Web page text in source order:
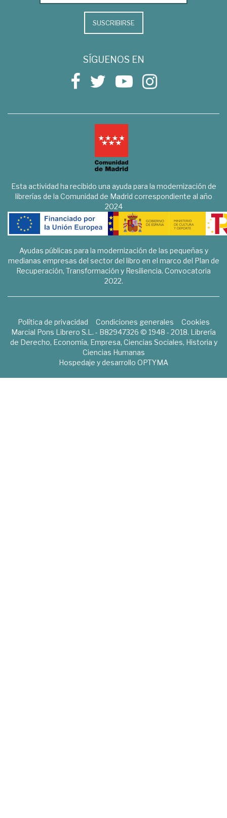
SUSCRIBIRSE
SÍGUENOS EN
Esta actividad ha recibido una ayuda para la modernización de
librerías de la Comunidad de Madrid correspondiente al año
2024
Ayudas públicas para la modernización de las pequeñas y
medianas empresas del sector del libro en el marco del Plan de
Recuperación, Transformación y Resiliencia. Convocatoria
2022.
Política de privacidad Condiciones generales
Cookies
Marcial Pons Librero S.L. - B82947326 © 1948 - 2018. Librería
de Derecho, Economía, Empresa, Ciencias Sociales, Historia y
Ciencias Humanas
Hospedaje y desarrollo OPTYMA